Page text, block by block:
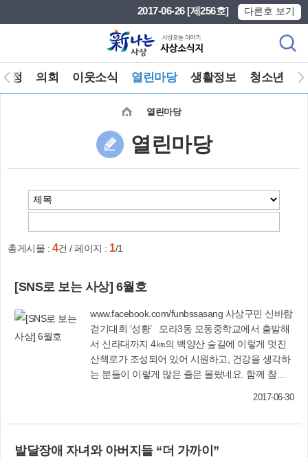
2017-06-26 [제256호] 다른호 보기
구정 의회 이웃소식 열린마당 생활정보 청소년
열린마당
열린마당
총게시물 : 4건 / 페이지 : 1/1
[SNS로 보는 사상] 6월호
www.facebook.com/funbssasang 사상구민 신바람
걷기대회 ‘성황’ 모라3동 모동중학교에서 출발해
서 신라대까지 4㎞의 백양산 숲길에 이렇게 멋진
산책로가 조성되어 있어 시원하고, 건강을 생각하
는 분들이 이렇게 많은 줄은 몰랐네요. 함께 참여
어요. 70~80년대 힘들었지만 정겨웠던 삶의 모습
2017-06-30
발달장애 자녀와 아버지들 “더 가까이”